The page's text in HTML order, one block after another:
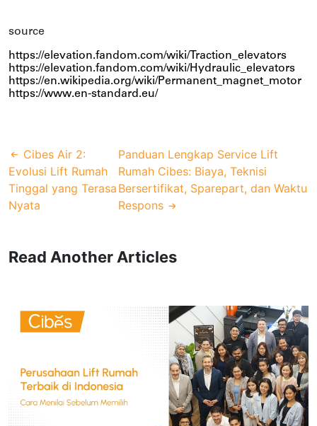
source
https://elevation.fandom.com/wiki/Traction_elevators
https://elevation.fandom.com/wiki/Hydraulic_elevators
https://en.wikipedia.org/wiki/Permanent_magnet_motor
https://www.en-standard.eu/
Cibes Air 2:
Evolusi Lift Rumah
Tinggal yang Terasa
Nyata
Panduan Lengkap Service Lift
Rumah Cibes: Biaya, Teknisi
Bersertifikat, Sparepart, dan Waktu
Respons
Read Another Articles